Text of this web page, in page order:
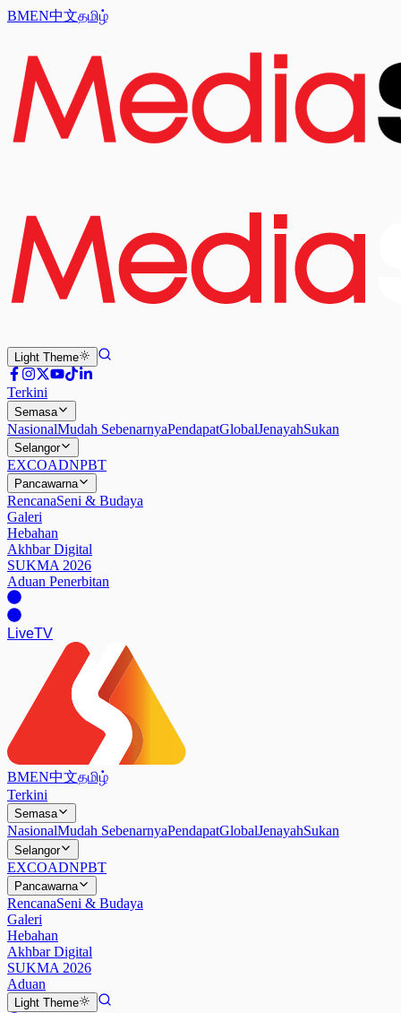
BMEN中文தமிழ்
Light Theme
Terkini
Semasa
NasionalMudah SebenarnyaPendapatGlobalJenayahSukan
Selangor
EXCOADNPBT
Pancawarna
RencanaSeni & Budaya
Galeri
Hebahan
Akhbar Digital
SUKMA 2026
Aduan Penerbitan
LiveTV
BMEN中文தமிழ்
Terkini
Semasa
NasionalMudah SebenarnyaPendapatGlobalJenayahSukan
Selangor
EXCOADNPBT
Pancawarna
RencanaSeni & Budaya
Galeri
Hebahan
Akhbar Digital
SUKMA 2026
Aduan
Light Theme